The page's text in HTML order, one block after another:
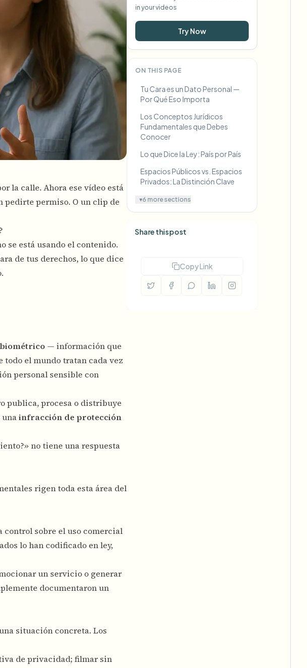
la calle. Ahora ese vídeo está
pedirte permiso. O un clip de
se está usando el contenido.
de tus derechos, lo que dice
— información que
el mundo tratan cada vez
personal sensible con
publica, procesa o distribuye
infracción de protección
no tiene una respuesta
rigen toda esta área del
control sobre el uso comercial
lo han codificado en ley,
un servicio o generar
documentaron un
situación concreta. Los
de privacidad; filmar sin
in your videos
Try Now
ON THIS PAGE
Tu Cara es un Dato Personal —
Por Qué Eso Importa
Los Conceptos Jurídicos
Fundamentales que Debes
Conocer
Lo que Dice la Ley: País por País
Espacios Públicos vs. Espacios
Privados: La Distinción Clave
▾6 more sections
Share this post
Copy Link